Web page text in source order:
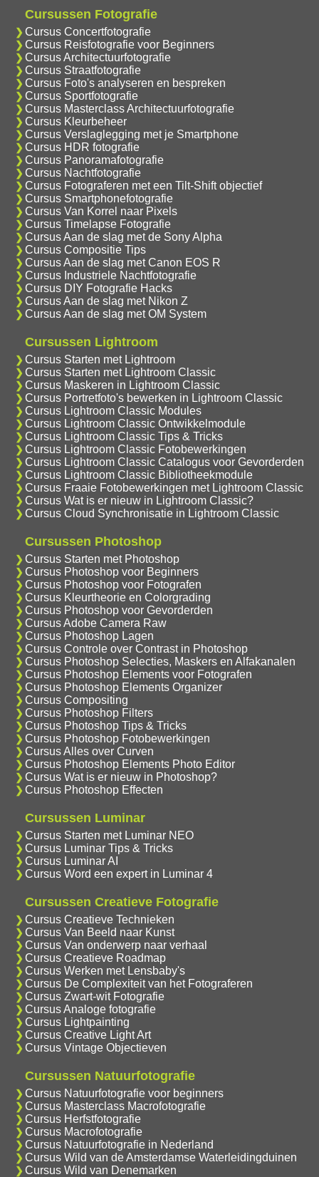
Cursussen Fotografie
Cursus Concertfotografie
Cursus Reisfotografie voor Beginners
Cursus Architectuurfotografie
Cursus Straatfotografie
Cursus Foto's analyseren en bespreken
Cursus Sportfotografie
Cursus Masterclass Architectuurfotografie
Cursus Kleurbeheer
Cursus Verslaglegging met je Smartphone
Cursus HDR fotografie
Cursus Panoramafotografie
Cursus Nachtfotografie
Cursus Fotograferen met een Tilt-Shift objectief
Cursus Smartphonefotografie
Cursus Van Korrel naar Pixels
Cursus Timelapse Fotografie
Cursus Aan de slag met de Sony Alpha
Cursus Compositie Tips
Cursus Aan de slag met Canon EOS R
Cursus Industriele Nachtfotografie
Cursus DIY Fotografie Hacks
Cursus Aan de slag met Nikon Z
Cursus Aan de slag met OM System
Cursussen Lightroom
Cursus Starten met Lightroom
Cursus Starten met Lightroom Classic
Cursus Maskeren in Lightroom Classic
Cursus Portretfoto's bewerken in Lightroom Classic
Cursus Lightroom Classic Modules
Cursus Lightroom Classic Ontwikkelmodule
Cursus Lightroom Classic Tips & Tricks
Cursus Lightroom Classic Fotobewerkingen
Cursus Lightroom Classic Catalogus voor Gevorderden
Cursus Lightroom Classic Bibliotheekmodule
Cursus Fraaie Fotobewerkingen met Lightroom Classic
Cursus Wat is er nieuw in Lightroom Classic?
Cursus Cloud Synchronisatie in Lightroom Classic
Cursussen Photoshop
Cursus Starten met Photoshop
Cursus Photoshop voor Beginners
Cursus Photoshop voor Fotografen
Cursus Kleurtheorie en Colorgrading
Cursus Photoshop voor Gevorderden
Cursus Adobe Camera Raw
Cursus Photoshop Lagen
Cursus Controle over Contrast in Photoshop
Cursus Photoshop Selecties, Maskers en Alfakanalen
Cursus Photoshop Elements voor Fotografen
Cursus Photoshop Elements Organizer
Cursus Compositing
Cursus Photoshop Filters
Cursus Photoshop Tips & Tricks
Cursus Photoshop Fotobewerkingen
Cursus Alles over Curven
Cursus Photoshop Elements Photo Editor
Cursus Wat is er nieuw in Photoshop?
Cursus Photoshop Effecten
Cursussen Luminar
Cursus Starten met Luminar NEO
Cursus Luminar Tips & Tricks
Cursus Luminar AI
Cursus Word een expert in Luminar 4
Cursussen Creatieve Fotografie
Cursus Creatieve Technieken
Cursus Van Beeld naar Kunst
Cursus Van onderwerp naar verhaal
Cursus Creatieve Roadmap
Cursus Werken met Lensbaby's
Cursus De Complexiteit van het Fotograferen
Cursus Zwart-wit Fotografie
Cursus Analoge fotografie
Cursus Lightpainting
Cursus Creative Light Art
Cursus Vintage Objectieven
Cursussen Natuurfotografie
Cursus Natuurfotografie voor beginners
Cursus Masterclass Macrofotografie
Cursus Herfstfotografie
Cursus Macrofotografie
Cursus Natuurfotografie in Nederland
Cursus Wild van de Amsterdamse Waterleidingduinen
Cursus Wild van Denemarken